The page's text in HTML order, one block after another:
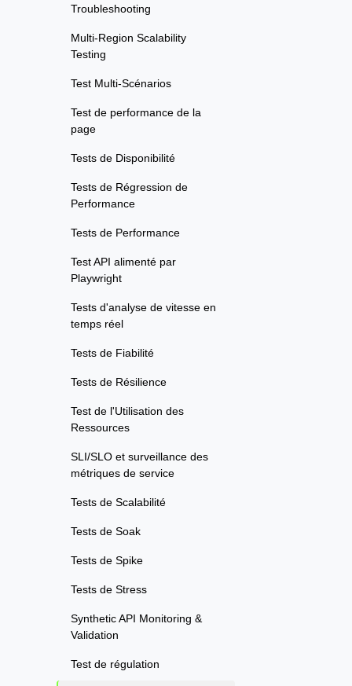
Troubleshooting
Multi-Region Scalability
Testing
Test Multi-Scénarios
Test de performance de la
page
Tests de Disponibilité
Tests de Régression de
Performance
Tests de Performance
Test API alimenté par
Playwright
Tests d'analyse de vitesse en
temps réel
Tests de Fiabilité
Tests de Résilience
Test de l'Utilisation des
Ressources
SLI/SLO et surveillance des
métriques de service
Tests de Scalabilité
Tests de Soak
Tests de Spike
Tests de Stress
Synthetic API Monitoring &
Validation
Test de régulation